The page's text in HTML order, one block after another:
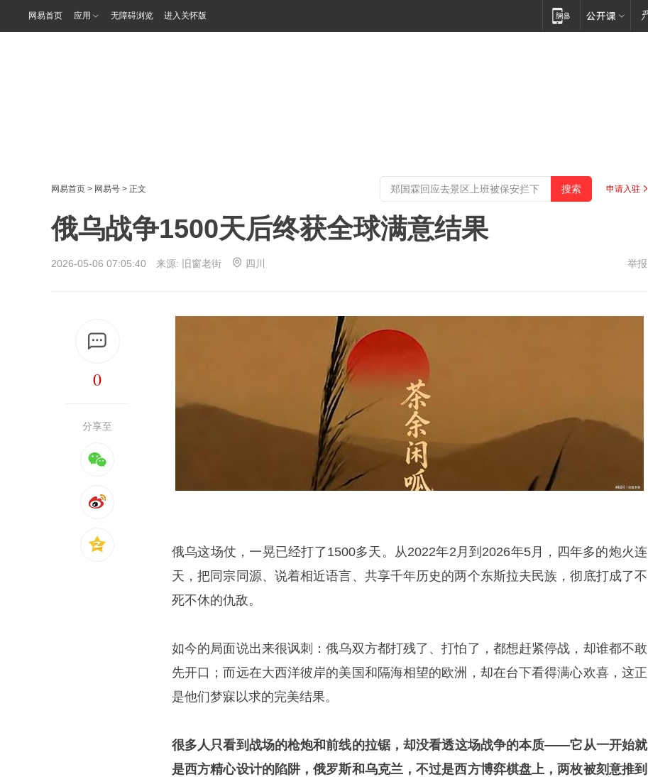
网易首页 应用 无障碍浏览 进入关怀版
网易首页 > 网易号 > 正文 申请入驻
俄乌战争1500天后终获全球满意结果
2026-05-06 07:05:40 来源: 旧窗老街 四川 举报
0
分享至
俄乌这场仗，一晃已经打了1500多天。从2022年2月到2026年5月，四年多的炮火连
天，把同宗同源、说着相近语言、共享千年历史的两个东斯拉夫民族，彻底打成了不
死不休的仇敌。
如今的局面说出来很讽刺：俄乌双方都打残了、打怕了，都想赶紧停战，却谁都不敢
先开口；而远在大西洋彼岸的美国和隔海相望的欧洲，却在台下看得满心欢喜，这正
是他们梦寐以求的完美结果。
很多人只看到战场的枪炮和前线的拉锯，却没看透这场战争的本质——它从一开始就
是西方精心设计的陷阱，俄罗斯和乌克兰，不过是西方博弈棋盘上，两枚被刻意推到